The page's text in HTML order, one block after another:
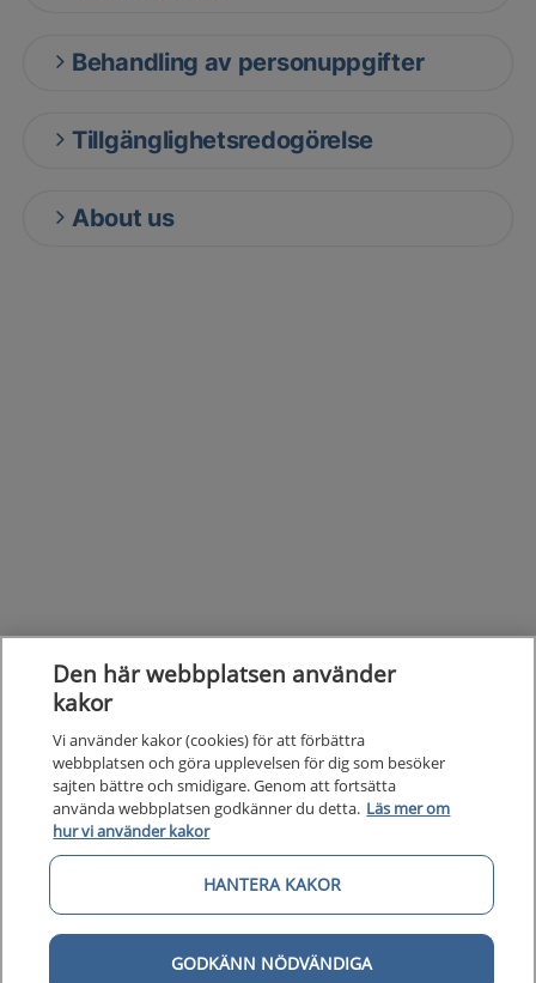
Behandling av personuppgifter
Tillgänglighetsredogörelse
About us
Den här webbplatsen använder
kakor
Vi använder kakor (cookies) för att förbättra
webbplatsen och göra upplevelsen för dig som besöker
sajten bättre och smidigare. Genom att fortsätta
använda webbplatsen godkänner du detta. Läs mer om
hur vi använder kakor
HANTERA KAKOR
GODKÄNN NÖDVÄNDIGA